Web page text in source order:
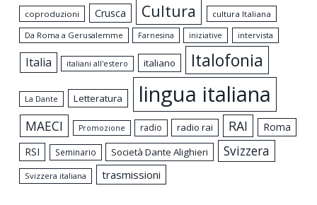
coproduzioni Crusca Cultura
cultura Italiana
Da Roma a Gerusalemme
Farnesina iniziative intervista
Italia italiani all'estero italiano Italofonia
La Dante Letteratura lingua italiana
MAECI Promozione radio radio rai RAI
Roma
RSI
Seminario Società Dante Alighieri Svizzera
Svizzera italiana trasmissioni